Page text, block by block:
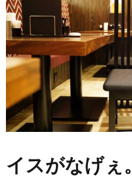
イスがなげぇ。